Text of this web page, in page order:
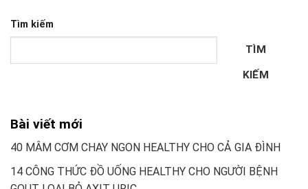
Tìm kiếm
TÌM
KIẾM
Bài viết mới
40 MÂM CƠM CHAY NGON HEALTHY CHO CẢ GIA ĐÌNH
14 CÔNG THỨC ĐỒ UỐNG HEALTHY CHO NGƯỜI BỆNH